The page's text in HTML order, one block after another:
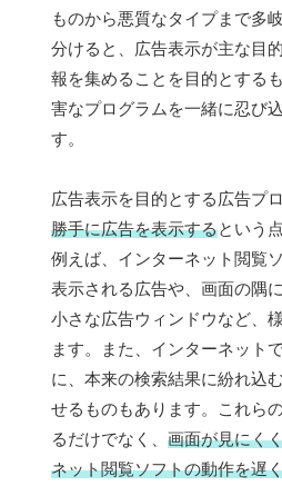
ものから悪質なタイプまで多
分けると、広告表示が主な目
報を集めることを目的とする
害なプログラムを一緒に忍び
す。
広告表示を目的とする広告プ
勝手に広告を表示するという
例えば、インターネット閲覧
表示される広告や、画面の隅
小さな広告ウィンドウなど、
ます。また、インターネット
に、本来の検索結果に紛れ込
せるものもあります。これら
るだけでなく、 画面が見にく
ネット閲覧ソフトの動作を遅